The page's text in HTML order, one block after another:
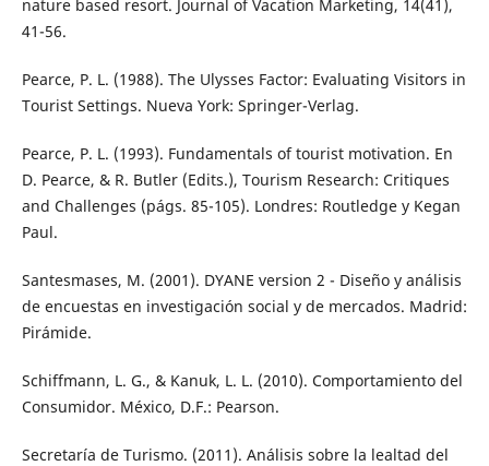
nature based resort. Journal of Vacation Marketing, 14(41),
41-56.
Pearce, P. L. (1988). The Ulysses Factor: Evaluating Visitors in
Tourist Settings. Nueva York: Springer-Verlag.
Pearce, P. L. (1993). Fundamentals of tourist motivation. En
D. Pearce, & R. Butler (Edits.), Tourism Research: Critiques
and Challenges (págs. 85-105). Londres: Routledge y Kegan
Paul.
Santesmases, M. (2001). DYANE version 2 - Diseño y análisis
de encuestas en investigación social y de mercados. Madrid:
Pirámide.
Schiffmann, L. G., & Kanuk, L. L. (2010). Comportamiento del
Consumidor. México, D.F.: Pearson.
Secretaría de Turismo. (2011). Análisis sobre la lealtad del